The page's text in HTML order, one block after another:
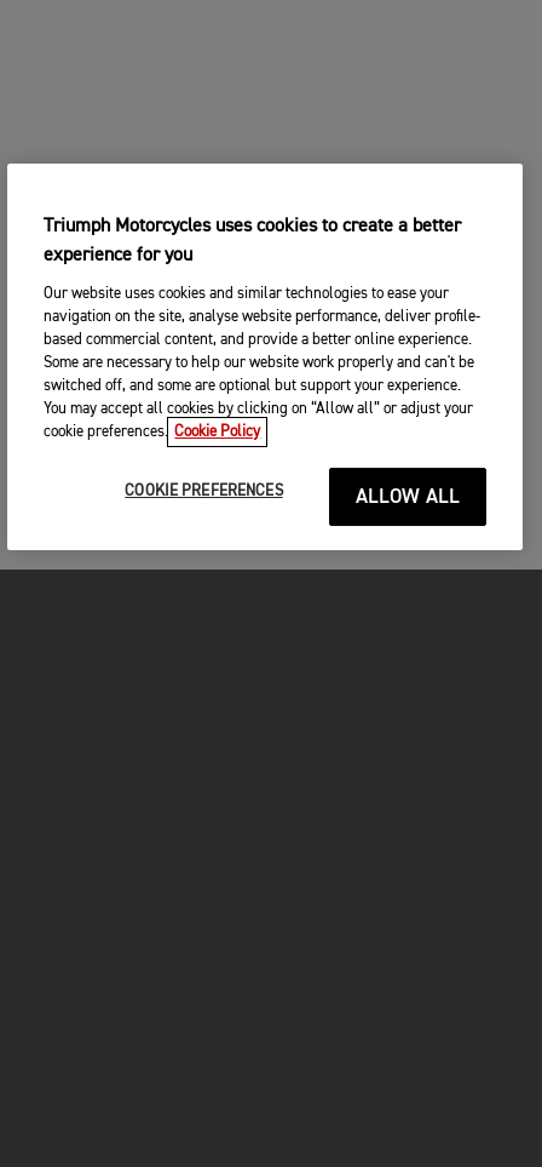
Triumph Motorcycles uses cookies to create a better
experience for you
Our website uses cookies and similar technologies to ease your
navigation on the site, analyse website performance, deliver profile-
based commercial content, and provide a better online experience.
Some are necessary to help our website work properly and can't be
switched off, and some are optional but support your experience.
You may accept all cookies by clicking on “Allow all” or adjust your
cookie preferences. Cookie Policy
COOKIE PREFERENCES ALLOW ALL